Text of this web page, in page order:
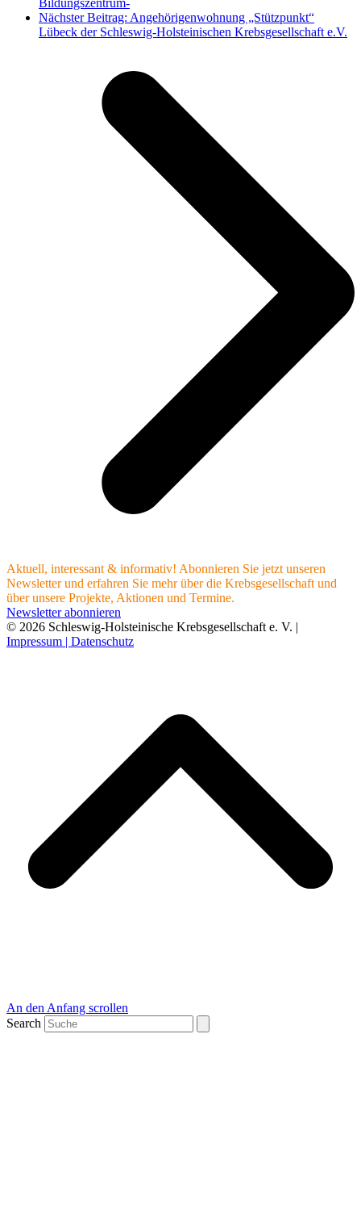
Bildungszentrum-
Nächster Beitrag: Angehörigenwohnung „Stützpunkt“
Lübeck der Schleswig-Holsteinischen Krebsgesellschaft e.V.
Aktuell, interessant & informativ! Abonnieren Sie jetzt unseren
Newsletter und erfahren Sie mehr über die Krebsgesellschaft und
über unsere Projekte, Aktionen und Termine.
Newsletter abonnieren
© 2026 Schleswig-Holsteinische Krebsgesellschaft e. V. |
Impressum | Datenschutz
An den Anfang scrollen
Search